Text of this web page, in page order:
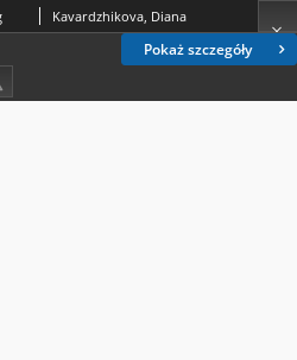
Pokaż szczegóły
Kavardzhikova, Diana